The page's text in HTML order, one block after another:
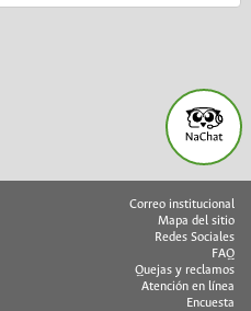
Correo institucional
Mapa del sitio
Redes Sociales
FAQ
Quejas y reclamos
Atención en línea
Encuesta